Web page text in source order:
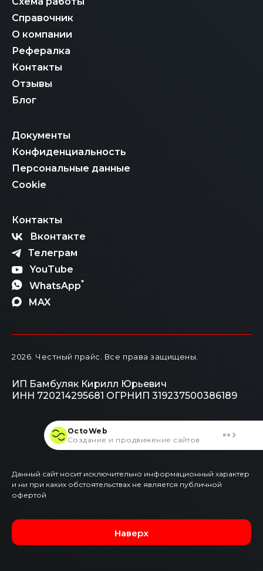
Справочник
О компании
Рефералка
Контакты
Отзывы
Блог
Документы
Конфиденциальность
Персональные данные
Cookie
Контакты
Вконтакте
Телеграм
YouTube
WhatsApp*
MAX
2026 . Честный прайс. Все права защищены.
ИП Бамбуляк Кирилл Юрьевич
ИНН 720214295681 ОГРНИП 319237500386189
Данный сайт носит исключительно информационный характер
и ни при каких обстоятельствах не является публичной
офертой
Наверх
OctoWeb
Создание и продвижение сайтов